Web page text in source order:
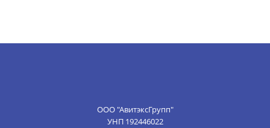
ООО "АвитэксГрупп"
УНП 192446022